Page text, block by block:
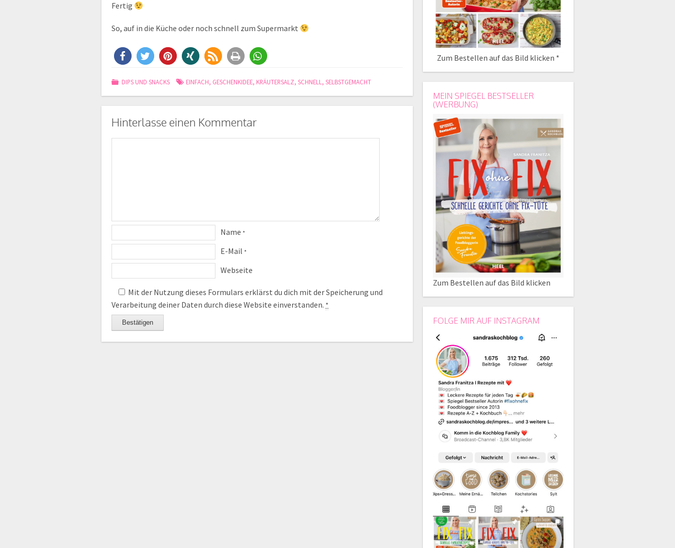
Fertig
So, auf in die Küche oder noch schnell zum Supermarkt
DIPS UND SNACKS EINFACH, GESCHENKIDEE, KRÄUTERSALZ,SCHNELL ,SELBSTGEMACHT
Hinterlasse einen Kommentar
Name *
E-Mail *
Webseite
Mit der Nutzung dieses Formulars erklärst du dich mit der Speicherung und
Verarbeitung deiner Daten durch diese Website einverstanden. *
Zum Bestellen auf das Bild klicken *
MEIN SPIEGEL BESTSELLER
(WERBUNG)
Zum Bestellen auf das Bild klicken
FOLGE MIR AUF INSTAGRAM